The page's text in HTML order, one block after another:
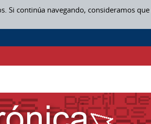
continúa navegando, consideramos